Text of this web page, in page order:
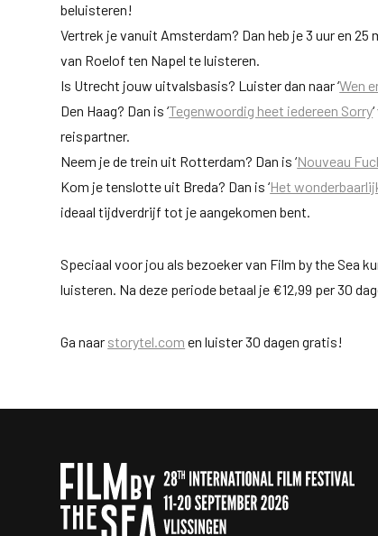
beluisteren!
Vertrek je vanuit Amsterdam? Dan heb je 3 uur en 25
van Roelof ten Napel te luisteren.
Is Utrecht jouw uitvalsbasis? Luister dan naar ‘Wen
Den Haag? Dan is ‘Tegenwoordig heet iedereen Sorry
reispartner.
Neem je de trein uit Rotterdam? Dan is ‘Nouveau
Kom je tenslotte uit Breda? Dan is ‘Het
ideaal tijdverdrijf tot je aangekomen bent.
Speciaal voor jou als bezoeker van Film by the Sea
luisteren. Na deze periode betaal je €12,99 per 30
Ga naar storytel.com en luister 30 dagen gratis!